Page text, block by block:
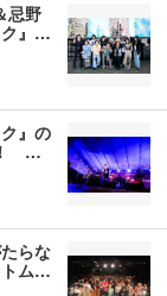
忌野
ク』…
』の
！ …
らな
トム…